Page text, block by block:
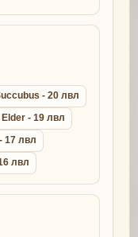
- 20 лвл
Elder - 19 лвл
17 лвл
лвл